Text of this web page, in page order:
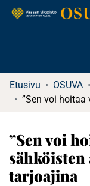
Etusivu OSUVA
”Sen voi
tarjoajina